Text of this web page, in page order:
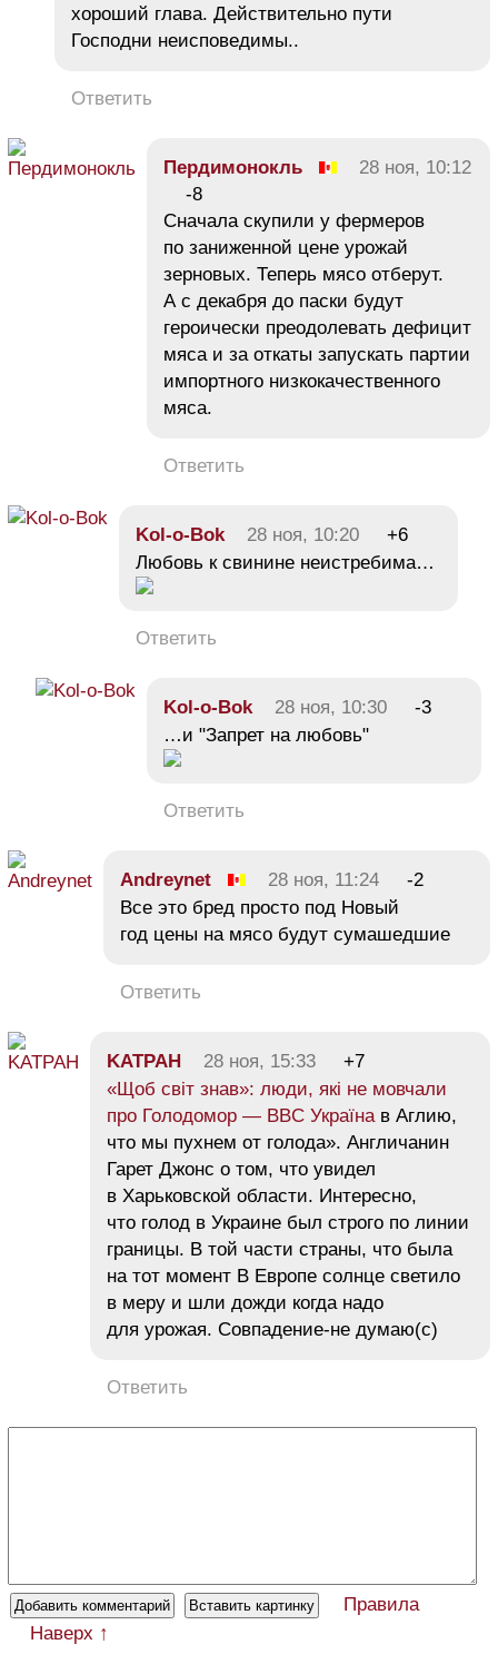
хороший глава. Действительно пути
Господни неисповедимы..
Ответить
Пердимонокль
28 ноя, 10:12
-8
Сначала скупили у фермеров
по заниженной цене урожай
зерновых. Теперь мясо отберут.
А с декабря до паски будут
героически преодолевать дефицит
мяса и за откаты запускать партии
импортного низкокачественного
мяса.
Ответить
Kol-o-Bok 28 ноя, 10:20
+6
Любовь к свинине неистребима…
Ответить
Kol-o-Bok 28 ноя, 10:30
-3
…и "Запрет на любовь"
Ответить
Andreynet 28 ноя, 11:24
-2
Все это бред просто под Новый
год цены на мясо будут сумашедшие
Ответить
KATPAH 28 ноя, 15:33
+7
«Щоб світ знав»: люди, які не мовчали
про Голодомор — BBC Українав Аглию,
что мы пухнем от голода». Англичанин
Гарет Джонс о том, что увидел
в Харьковской области. Интересно,
что голод в Украине был строго по линии
границы. В той части страны, что была
на тот момент В Европе солнце светило
в меру и шли дожди когда надо
для урожая. Совпадение-не думаю(с)
Ответить
Правила
Наверх ↑